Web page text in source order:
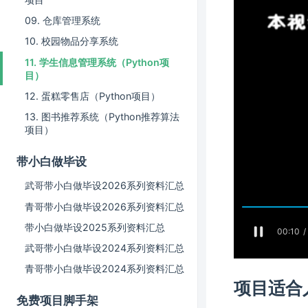
09. 仓库管理系统
10. 校园物品分享系统
11. 学生信息管理系统（Python项
目）
12. 蛋糕零售店（Python项目）
13. 图书推荐系统（Python推荐算法
项目）
带小白做毕设
武哥带小白做毕设2026系列资料汇总
青哥带小白做毕设2026系列资料汇总
带小白做毕设2025系列资料汇总
武哥带小白做毕设2024系列资料汇总
青哥带小白做毕设2024系列资料汇总
免费项目脚手架
项目适合